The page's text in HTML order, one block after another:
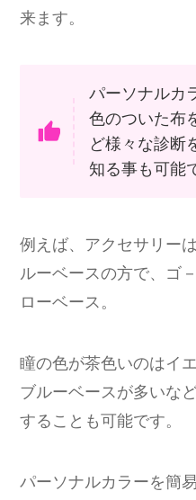
来ます。
パーソナルカ
色のついた布
ど様々な診断
知る事も可能
例えば、アクセサリー
ルーベースの方で、ゴ
ローベース。
瞳の色が茶色いのはイ
ブルーベースが多いな
することも可能です。
パーソナルカラーを簡